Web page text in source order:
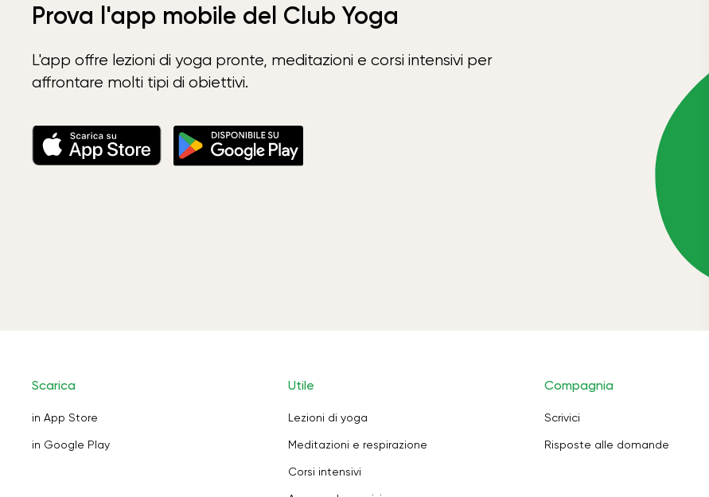
Prova l'app mobile del Club Yoga
L'app offre lezioni di yoga pronte, meditazioni e corsi intensivi per
affrontare molti tipi di obiettivi.
Scarica
in App Store
in Google Play
Utile
Lezioni di yoga
Meditazioni e respirazione
Corsi intensivi
Compagnia
Scrivici
Risposte alle domande